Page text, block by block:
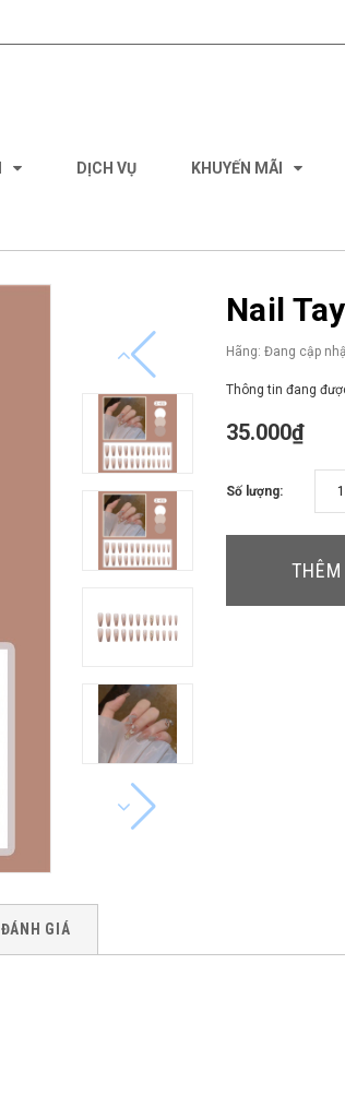
DỊCH VỤ KHUYẾN MÃI
Nail
Hãng: Đang cập
Thông tin đang
35.000₫
Số lượng:
THÊM
ĐÁNH GIÁ